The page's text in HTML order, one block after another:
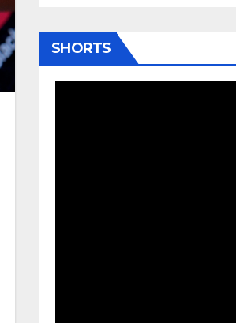
SHORTS